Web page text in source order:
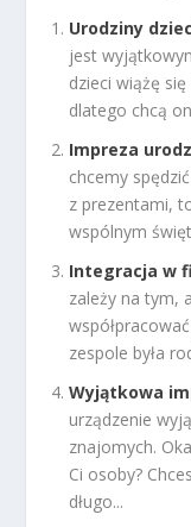
Urodziny
jest
dzieci wiążę
dlatego chcą
Impreza
chcemy
z prezentami,
wspólnym
Integracja w
zależy na tym,
zespole była
Wyjątkowa
urządzenie
znajomych.
Ci osoby?
długo...